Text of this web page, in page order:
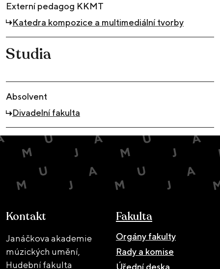
Externí pedagog KKMT​
Katedra kompozice a multimediální tvorby
Studia
Absolvent
Divadelní fakulta
Kontakt
Janáčkova akademie
múzických umění,
Hudební fakulta
Fakulta
Orgány fakulty
Rady a komise
Úřední deska